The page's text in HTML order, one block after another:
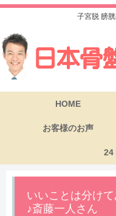
子宮脱 膀
HOME
お客様のお声
24
いいことは分け
♪斎藤一人さん